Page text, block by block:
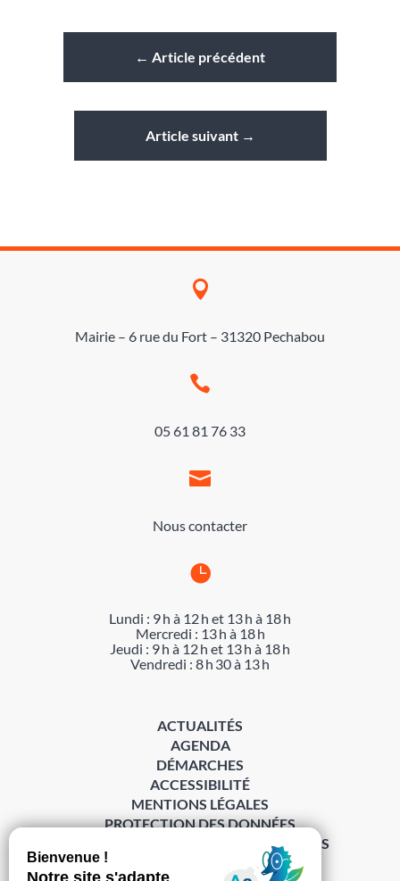
← Article précédent
Article suivant→

Mairie – 6 rue du Fort – 31320 Pechabou

05 61 81 76 33

Nous contacter

Lundi : 9 h à 12 h et 13 h à 18 h
Mercredi : 13 h à 18 h
Jeudi : 9 h à 12 h et 13 h à 18 h
Vendredi : 8 h 30 à 13 h
ACTUALITÉS
AGENDA
DÉMARCHES
ACCESSIBILITÉ
MENTIONS LÉGALES
PROTECTION DES DONNÉES
POLITIQUE DE GESTION DES COOKIES